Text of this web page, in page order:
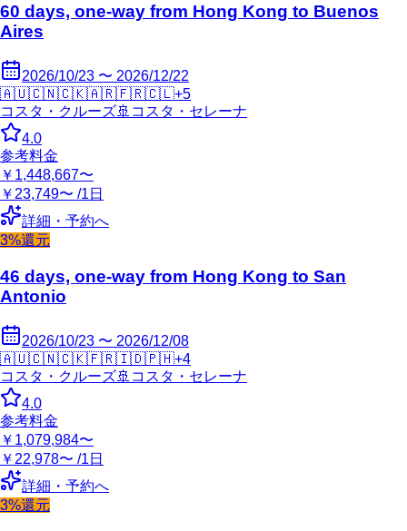
60 days, one-way from Hong Kong to Buenos
Aires
2026/10/23 〜 2026/12/22
🇦🇺🇨🇳🇨🇰🇦🇷🇫🇷🇨🇱+5
コスタ・クルーズ🚢 コスタ・セレーナ
4.0
参考料金
￥1,448,667〜
￥23,749〜 /1日
詳細・予約へ
3%還元
46 days, one-way from Hong Kong to San
Antonio
2026/10/23 〜 2026/12/08
🇦🇺🇨🇳🇨🇰🇫🇷🇮🇩🇵🇭+4
コスタ・クルーズ🚢 コスタ・セレーナ
4.0
参考料金
￥1,079,984〜
￥22,978〜 /1日
詳細・予約へ
3%還元